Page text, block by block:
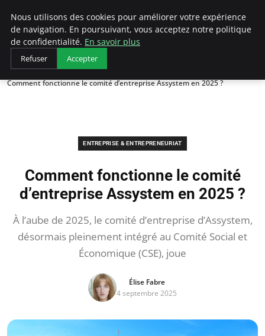
LECFCM
Accueil
Entreprise & Entrepreneuriat
Comment fonctionne le comité d’entreprise Assystem en 2025 ?
ENTREPRISE & ENTREPRENEURIAT
Comment fonctionne le comité
d’entreprise Assystem en 2025 ?
À l’aube de 2025, le comité d’entreprise d’Assystem,
désormais pleinement intégré au Comité Social et
Économique (CSE), joue
Élise Fabre
4 septembre 2025
Nous utilisons des cookies pour améliorer votre expérience
de navigation. En poursuivant, vous acceptez notre politique
de confidentialité. En savoir plus
Refuser Accepter